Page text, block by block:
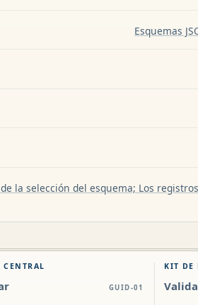
Esquemas
la selección del esquema; Los
CENTRAL
GUID-01
KIT DE